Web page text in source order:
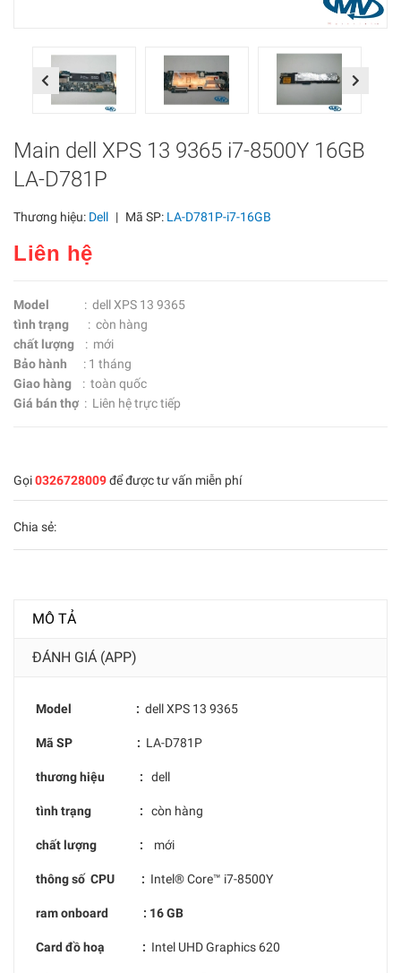
Previous Next
Main dell XPS 13 9365 i7-8500Y 16GB
LA-D781P
Thương hiệu: Dell | Mã SP: LA-D781P-i7-16GB
Liên hệ
Model : dell XPS 13 9365
tình trạng
: còn hàng
chất lượng : mới
Bảo hành
: 1 tháng
Giao hàng : toàn quốc
Giá bán thợ : Liên hệ trực tiếp
Gọi0326728009để được tư vấn miễn phí
Chia sẻ:
MÔ TẢ
ĐÁNH GIÁ (APP)
Model : dell XPS 13 9365
Mã SP : LA-D781P
thương hiệu : dell
tình trạng : còn hàng
chất lượng : mới
thông số CPU : Intel® Core™ i7-8500Y
ram onboard : 16 GB
Card đồ hoạ : Intel UHD Graphics 620